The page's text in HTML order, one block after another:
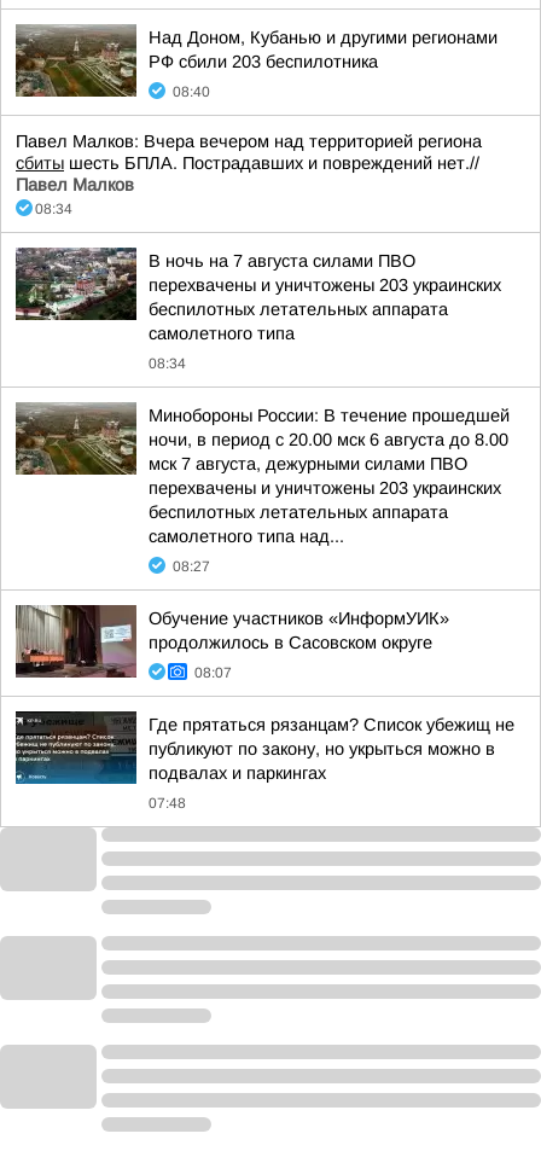
Над Доном, Кубанью и другими регионами
РФ сбили 203 беспилотника
08:40
Павел Малков: Вчера вечером над территорией региона
сбиты шесть БПЛА. Пострадавших и повреждений нет.//
Павел Малков
08:34
В ночь на 7 августа силами ПВО
перехвачены и уничтожены 203 украинских
беспилотных летательных аппарата
самолетного типа
08:34
Минобороны России: В течение прошедшей
ночи, в период с 20.00 мск 6 августа до 8.00
мск 7 августа, дежурными силами ПВО
перехвачены и уничтожены 203 украинских
беспилотных летательных аппарата
самолетного типа над...
08:27
Обучение участников «ИнформУИК»
продолжилось в Сасовском округе
08:07
Где прятаться рязанцам? Список убежищ не
публикуют по закону, но укрыться можно в
подвалах и паркингах
07:48